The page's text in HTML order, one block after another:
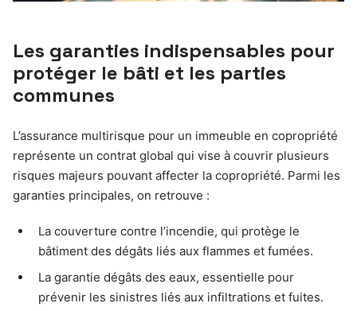
Les garanties indispensables pour
protéger le bâti et les parties
communes
L’assurance multirisque pour un immeuble en copropriété
représente un contrat global qui vise à couvrir plusieurs
risques majeurs pouvant affecter la copropriété. Parmi les
garanties principales, on retrouve :
La couverture contre l’incendie, qui protège le
bâtiment des dégâts liés aux flammes et fumées.
La garantie dégâts des eaux, essentielle pour
prévenir les sinistres liés aux infiltrations et fuites.